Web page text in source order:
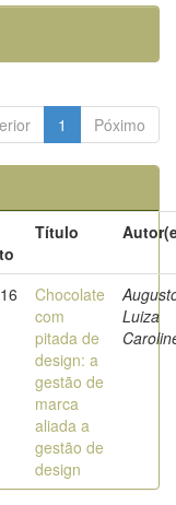
1 Póximo
Título
Chocolate
com
pitada de
design: a
gestão de
marca
aliada a
gestão de
design
Luiza